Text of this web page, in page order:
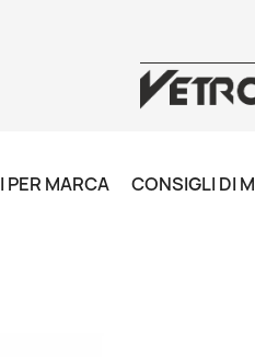
PER MARCA CONSIGLI DI